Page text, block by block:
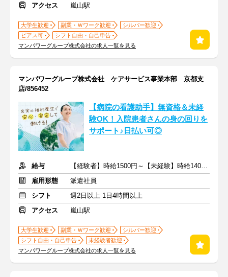
アクセス
嵐山駅
大学生歓迎 副業・Ｗワーク歓迎
シルバー歓迎
ピアス可
シフト自由・自己申告
マンパワーグループ株式会社の求人一覧を見る
マンパワーグループ株式会社 ケアサービス事業本部 京都支
店/856452
【病院の看護助手】無資格＆未経
験OK！入院患者さんの身の回りを
サポート♪日払い可◎
給与
【経験者】時給1500円～【未経験】時給1400円～ ※交通費全額
雇用形態
派遣社員
シフト
週2日以上 1日4時間以上
アクセス
嵐山駅
大学生歓迎 副業・Ｗワーク歓迎
シルバー歓迎
シフト自由・自己申告
未経験者歓迎
マンパワーグループ株式会社の求人一覧を見る